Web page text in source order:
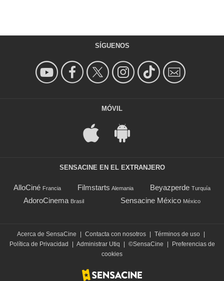
SÍGUENOS
MÓVIL
SENSACINE EN EL EXTRANJERO
AlloCiné Francia Filmstarts Alemania Beyazperde Turquía
AdoroCinema Brasil Sensacine México México
Acerca de SensaCine | Contacta con nosotros | Términos de uso |
Política de Privacidad
| Administrar Utiq | ©SensaCine |
Preferencias de
cookies